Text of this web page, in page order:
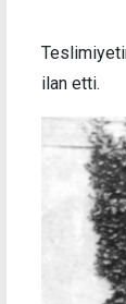
ilan etti.